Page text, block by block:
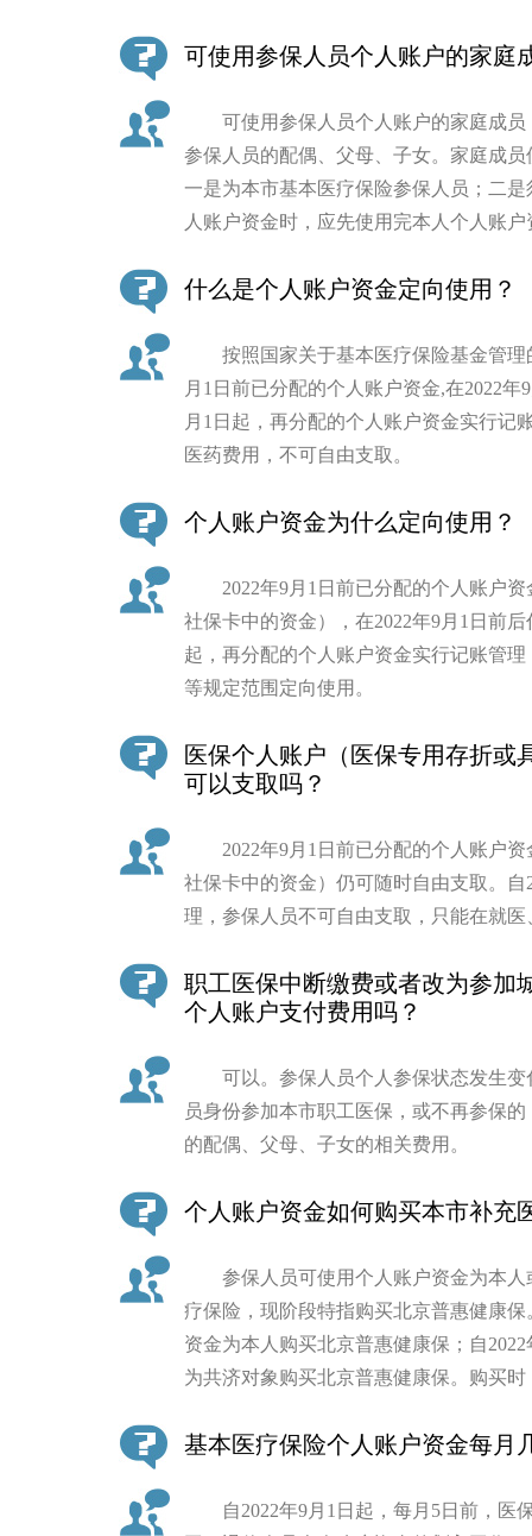
可使用参保人员个人账户的家庭
可使用参保人员个人账户的家庭成员
参保人员的配偶、父母、子女。家庭成
一是为本市基本医疗保险参保人员；二
人账户资金时，应先使用完本人个人账
什么是个人账户资金定向使用？
按照国家关于基本医疗保险基金管理
月1日前已分配的个人账户资金,在2022
月1日起，再分配的个人账户资金实行记
医药费用，不可自由支取。
个人账户资金为什么定向使用？
2022年9月1日前已分配的个人账户资
社保卡中的资金），在2022年9月1日前
起，再分配的个人账户资金实行记账管
等规定范围定向使用。
医保个人账户（医保专用存折或
可以支取吗？
2022年9月1日前已分配的个人账户资
社保卡中的资金）仍可随时自由支取。
理，参保人员不可自由支取，只能在就
职工医保中断缴费或者改为参加
个人账户支付费用吗？
可以。参保人员个人参保状态发生变
员身份参加本市职工医保，或不再参保
的配偶、父母、子女的相关费用。
个人账户资金如何购买本市补充
参保人员可使用个人账户资金为本人
疗保险，现阶段特指购买北京普惠健康
资金为本人购买北京普惠健康保；自
为共济对象购买北京普惠健康保。购买
基本医疗保险个人账户资金每月
自2022年9月1日起，每月5日前，医